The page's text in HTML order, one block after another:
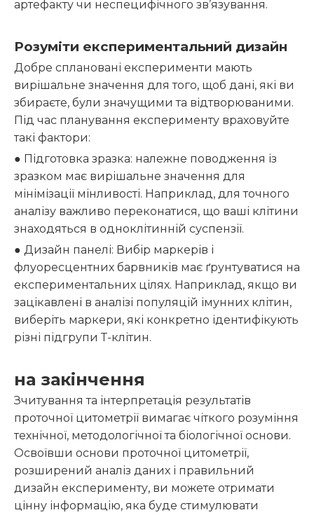
артефакту чи неспецифічного зв’язування.
Розуміти експериментальний дизайн
Добре сплановані експерименти мають
вирішальне значення для того, щоб дані, які ви
збираєте, були значущими та відтворюваними.
Під час планування експерименту враховуйте
такі фактори:
● Підготовка зразка: належне поводження із
зразком має вирішальне значення для
мінімізації мінливості. Наприклад, для точного
аналізу важливо переконатися, що ваші клітини
знаходяться в одноклітинній суспензії.
● Дизайн панелі: Вибір маркерів і
флуоресцентних барвників має ґрунтуватися на
експериментальних цілях. Наприклад, якщо ви
зацікавлені в аналізі популяцій імунних клітин,
виберіть маркери, які конкретно ідентифікують
різні підгрупи Т-клітин.
на закінчення
Зчитування та інтерпретація результатів
проточної цитометрії вимагає чіткого розуміння
технічної, методологічної та біологічної основи.
Освоївши основи проточної цитометрії,
розширений аналіз даних і правильний
дизайн експерименту, ви можете отримати
цінну інформацію, яка буде стимулювати